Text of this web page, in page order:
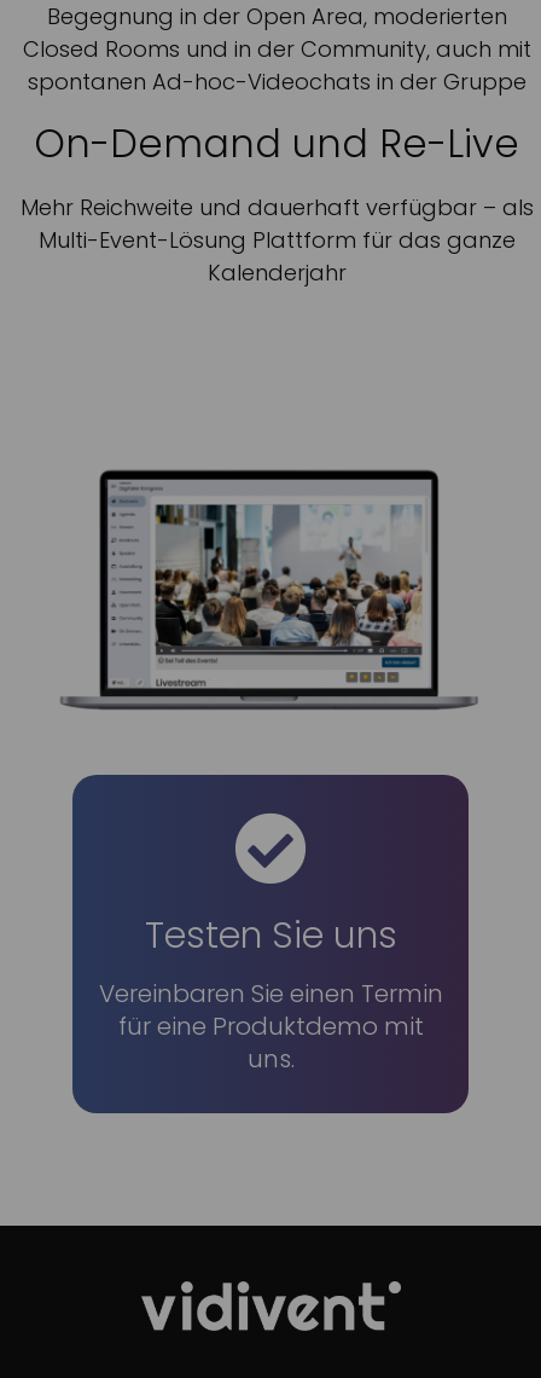
Begegnung in der Open Area, moderierten
Closed Rooms und in der Community, auch mit
spontanen Ad-hoc-Videochats in der Gruppe
On-Demand und Re-Live
Mehr Reichweite und dauerhaft verfügbar – als
Multi-Event-Lösung Plattform für das ganze
Kalenderjahr
Testen Sie uns
Vereinbaren Sie einen Termin
für eine Produktdemo mit
uns.
Produktdemo
jetzt Termin vereinbaren